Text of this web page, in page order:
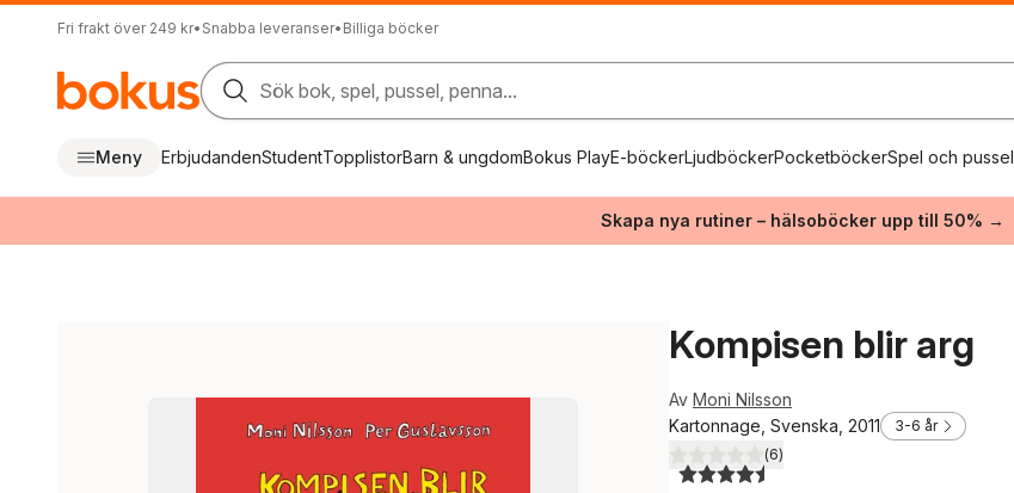
Fri frakt över 249 kr• Snabba leveranser• Billiga böcker
Sök bok, spel, pussel, penna...
Meny ErbjudandenStudentTopplistorBarn & ungdomBokus PlayE-böckerLjudböckerPocketböckerSpel och pussel
Skapa nya rutiner – hälsoböcker upp till 50% →
Kompisen blir arg
Av Moni Nilsson
Kartonnage, Svenska, 2011
3-6 år
4,5utav 5 stjärnor. Totalt antal röster:
(6)